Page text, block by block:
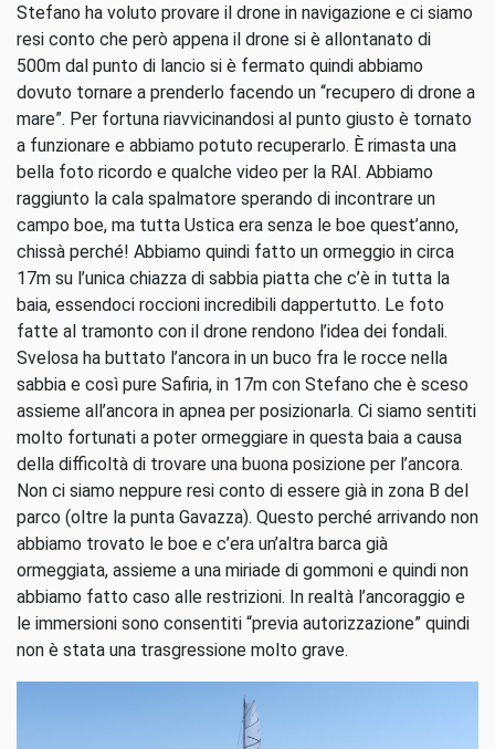
Stefano ha voluto provare il drone in navigazione e ci siamo
resi conto che però appena il drone si è allontanato di
500m dal punto di lancio si è fermato quindi abbiamo
dovuto tornare a prenderlo facendo un “recupero di drone a
mare”. Per fortuna riavvicinandosi al punto giusto è tornato
a funzionare e abbiamo potuto recuperarlo. È rimasta una
bella foto ricordo e qualche video per la RAI. Abbiamo
raggiunto la cala spalmatore sperando di incontrare un
campo boe, ma tutta Ustica era senza le boe quest’anno,
chissà perché! Abbiamo quindi fatto un ormeggio in circa
17m su l’unica chiazza di sabbia piatta che c’è in tutta la
baia, essendoci roccioni incredibili dappertutto. Le foto
fatte al tramonto con il drone rendono l’idea dei fondali.
Svelosa ha buttato l’ancora in un buco fra le rocce nella
sabbia e così pure Safiria, in 17m con Stefano che è sceso
assieme all’ancora in apnea per posizionarla. Ci siamo sentiti
molto fortunati a poter ormeggiare in questa baia a causa
della difficoltà di trovare una buona posizione per l’ancora.
Non ci siamo neppure resi conto di essere già in zona B del
parco (oltre la punta Gavazza). Questo perché arrivando non
abbiamo trovato le boe e c’era un’altra barca già
ormeggiata, assieme a una miriade di gommoni e quindi non
abbiamo fatto caso alle restrizioni. In realtà l’ancoraggio e
le immersioni sono consentiti “previa autorizzazione” quindi
non è stata una trasgressione molto grave.